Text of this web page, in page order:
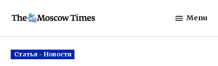
Moscow
Menu
Posted
in
Статья - Новости